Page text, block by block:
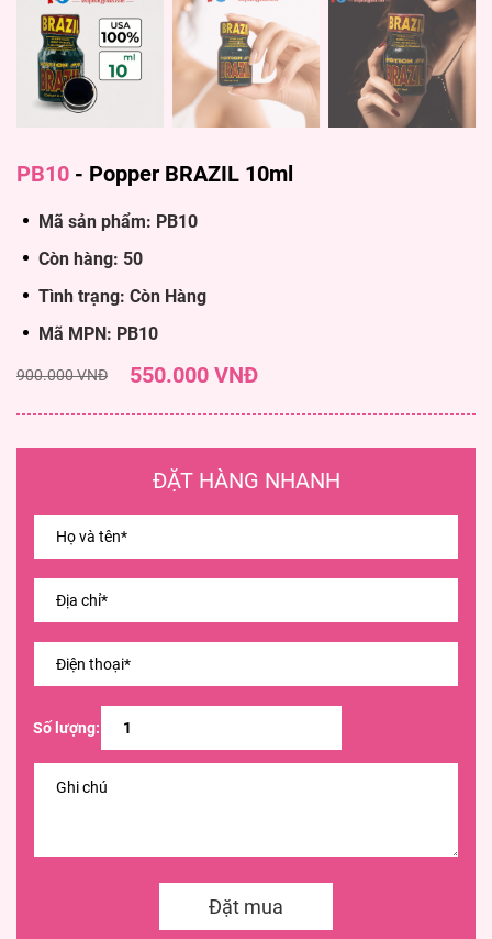
PB10 - Popper BRAZIL 10ml
Mã sản phẩm: PB10
Còn hàng: 50
Tình trạng: Còn Hàng
Mã MPN: PB10
900.000 VNĐ 550.000 VNĐ
ĐẶT HÀNG NHANH
Số lượng:
Đặt mua